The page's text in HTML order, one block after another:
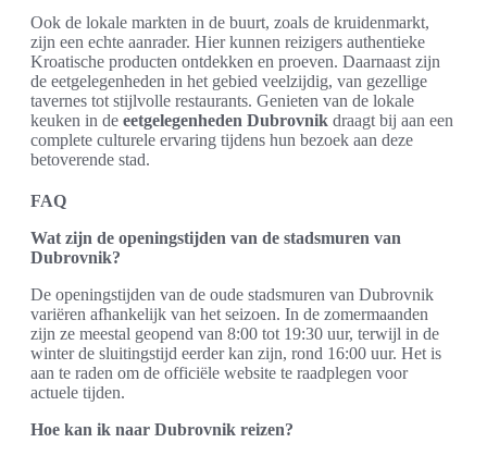
Ook de lokale markten in de buurt, zoals de kruidenmarkt,
zijn een echte aanrader. Hier kunnen reizigers authentieke
Kroatische producten ontdekken en proeven. Daarnaast zijn
de eetgelegenheden in het gebied veelzijdig, van gezellige
tavernes tot stijlvolle restaurants. Genieten van de lokale
keuken in de eetgelegenheden Dubrovnik draagt bij aan een
complete culturele ervaring tijdens hun bezoek aan deze
betoverende stad.
FAQ
Wat zijn de openingstijden van de stadsmuren van
Dubrovnik?
De openingstijden van de oude stadsmuren van Dubrovnik
variëren afhankelijk van het seizoen. In de zomermaanden
zijn ze meestal geopend van 8:00 tot 19:30 uur, terwijl in de
winter de sluitingstijd eerder kan zijn, rond 16:00 uur. Het is
aan te raden om de officiële website te raadplegen voor
actuele tijden.
Hoe kan ik naar Dubrovnik reizen?